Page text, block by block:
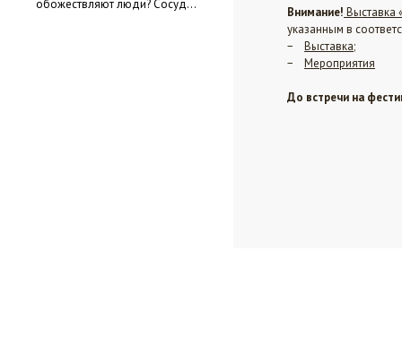
обожествляют люди? Сосуд…
Внимание! Выставка
указанным в
− Выставка;
− Мероприятия
До встречи на